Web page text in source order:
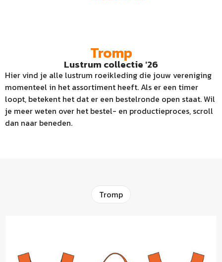
Tromp
Lustrum collectie '26
Hier vind je alle lustrum roeikleding die jouw vereniging
momenteel in het assortiment heeft. Als er een timer
loopt, betekent het dat er een bestelronde open staat. Wil
je meer weten over het bestel- en productieproces, scroll
dan naar beneden.
Tromp